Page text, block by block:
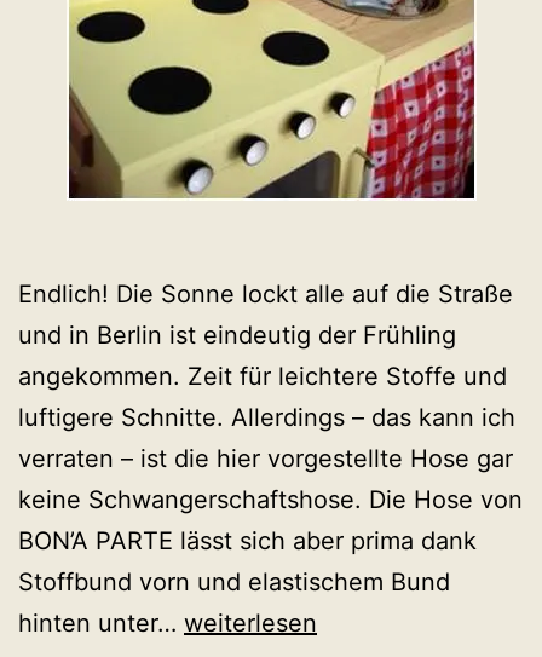
Endlich! Die Sonne lockt alle auf die Straße
und in Berlin ist eindeutig der Frühling
angekommen. Zeit für leichtere Stoffe und
luftigere Schnitte. Allerdings – das kann ich
verraten – ist die hier vorgestellte Hose gar
keine Schwangerschaftshose. Die Hose von
BON’A PARTE lässt sich aber prima dank
Stoffbund vorn und elastischem Bund
hinten unter… Mehr
weiterlesen